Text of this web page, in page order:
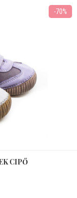
-70%
CIPŐ